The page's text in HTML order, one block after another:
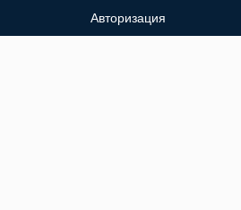
Авторизация